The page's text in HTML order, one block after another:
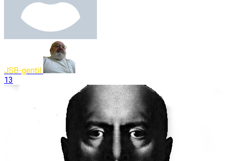
JSB-gentil
13